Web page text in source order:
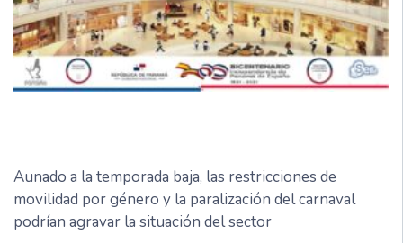
Aunado a la temporada baja, las restricciones de
movilidad por género y la paralización del carnaval
podrían agravar la situación del sector